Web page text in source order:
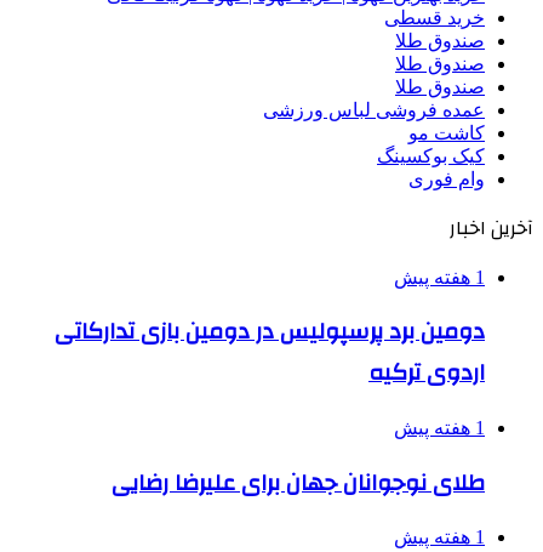
خرید قسطی
صندوق طلا
صندوق طلا
صندوق طلا
عمده فروشی لباس ورزشی
کاشت مو
کیک بوکسینگ
وام فوری
آخرین اخبار
1 هفته پیش
دومین برد پرسپولیس در دومین بازی تدارکاتی
اردوی ترکیه
1 هفته پیش
طلای نوجوانان جهان برای علیرضا رضایی
1 هفته پیش